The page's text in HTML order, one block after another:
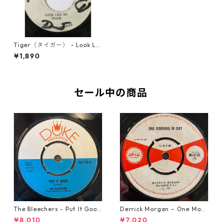
Tiger（タイガー） - Look Lik
e Me【7'】
¥1,890
セール中の商品
The Bleechers - Put It Good
【7-21637】
¥8,010
Derrick Morgan – One Morn
ing In May【7-21653】
¥7,020